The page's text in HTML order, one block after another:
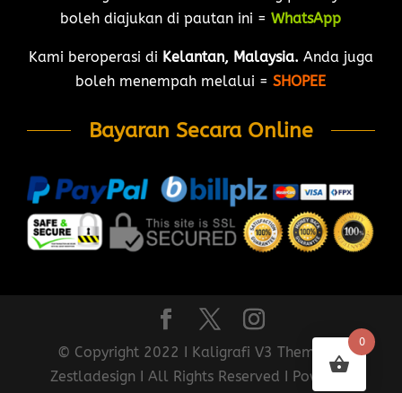
boleh diajukan di pautan ini =WhatsApp
Kami beroperasi di Kelantan, Malaysia. Anda juga
boleh menempah melalui =SHOPEE
Bayaran Secara Online
© Copyright 2022 I Kaligrafi V3 Theme by
Zestladesign I All Rights Reserved I Powered
0